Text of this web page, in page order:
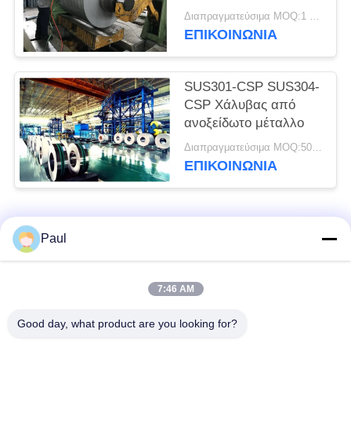
χάλυβα ψυχρής
έλασης σε πηνίο
Διαπραγματεύσιμα MOQ:1 τόνος
ΕΠΙΚΟΙΝΩΝΊΑ
SUS301-CSP SUS304-
CSP Χάλυβας από
ανοξείδωτο μέταλλο
Διαπραγματεύσιμα MOQ:500 κλ
ΕΠΙΚΟΙΝΩΝΊΑ
Λαϊκή κατηγορία
Σκληραίνοντας
Paul
7:46 AM
Good day, what product are you looking for?